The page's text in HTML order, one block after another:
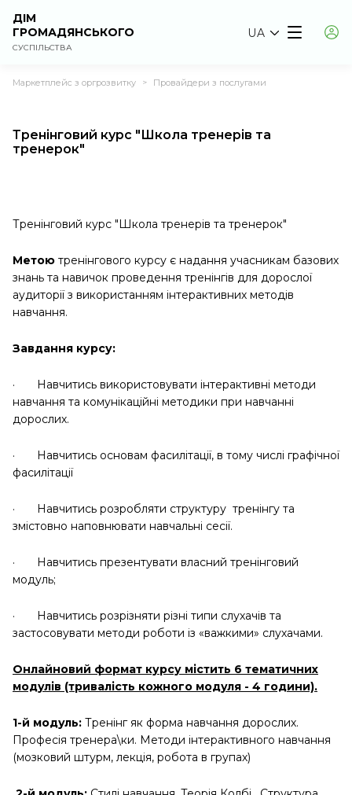
ДІМ
ГРОМАДЯНСЬКОГО
СУСПІЛЬСТВА
UA
Маркетплейс з оргрозвитку > Провайдери з послугами
Тренінговий курс "Школа тренерів та
тренерок"
Тренінговий курс "Школа тренерів та тренерок"
Метою тренінгового курсу є надання учасникам базових
знань та навичок проведення тренінгів для дорослої
аудиторії з використанням інтерактивних методів
навчання.
Завдання курсу:
· Навчитись використовувати інтерактивні методи
навчання та комунікаційні методики при навчанні
дорослих.
· Навчитись основам фасилітації, в тому числі графічної
фасилітації
· Навчитись розробляти структуру тренінгу та
змістовно наповнювати навчальні сесії.
· Навчитись презентувати власний тренінговий
модуль;
· Навчитись розрізняти різні типи слухачів та
застосовувати методи роботи із «важкими» слухачами.
Онлайновий формат курсу містить 6 тематичних
модулів (тривалість кожного модуля - 4 години).
1-й модуль: Тренінг як форма навчання дорослих.
Професія тренера\ки. Методи інтерактивного навчання
(мозковий штурм, лекція, робота в групах)